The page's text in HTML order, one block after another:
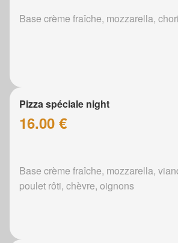
Base crème fraîche, mozzarella,
Pizza spéciale night
16.00 €
Base crème fraîche, mozzarella,
poulet rôti, chèvre, oignons